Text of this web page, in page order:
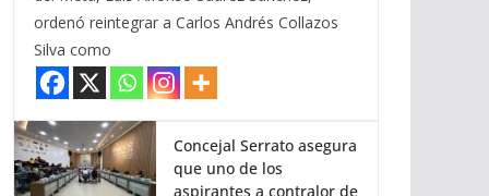
j
o
a
ordenó reintegrar a Carlos Andrés Collazos
Silva como
Concejal Serrato asegura
que uno de los
aspirantes a contralor de